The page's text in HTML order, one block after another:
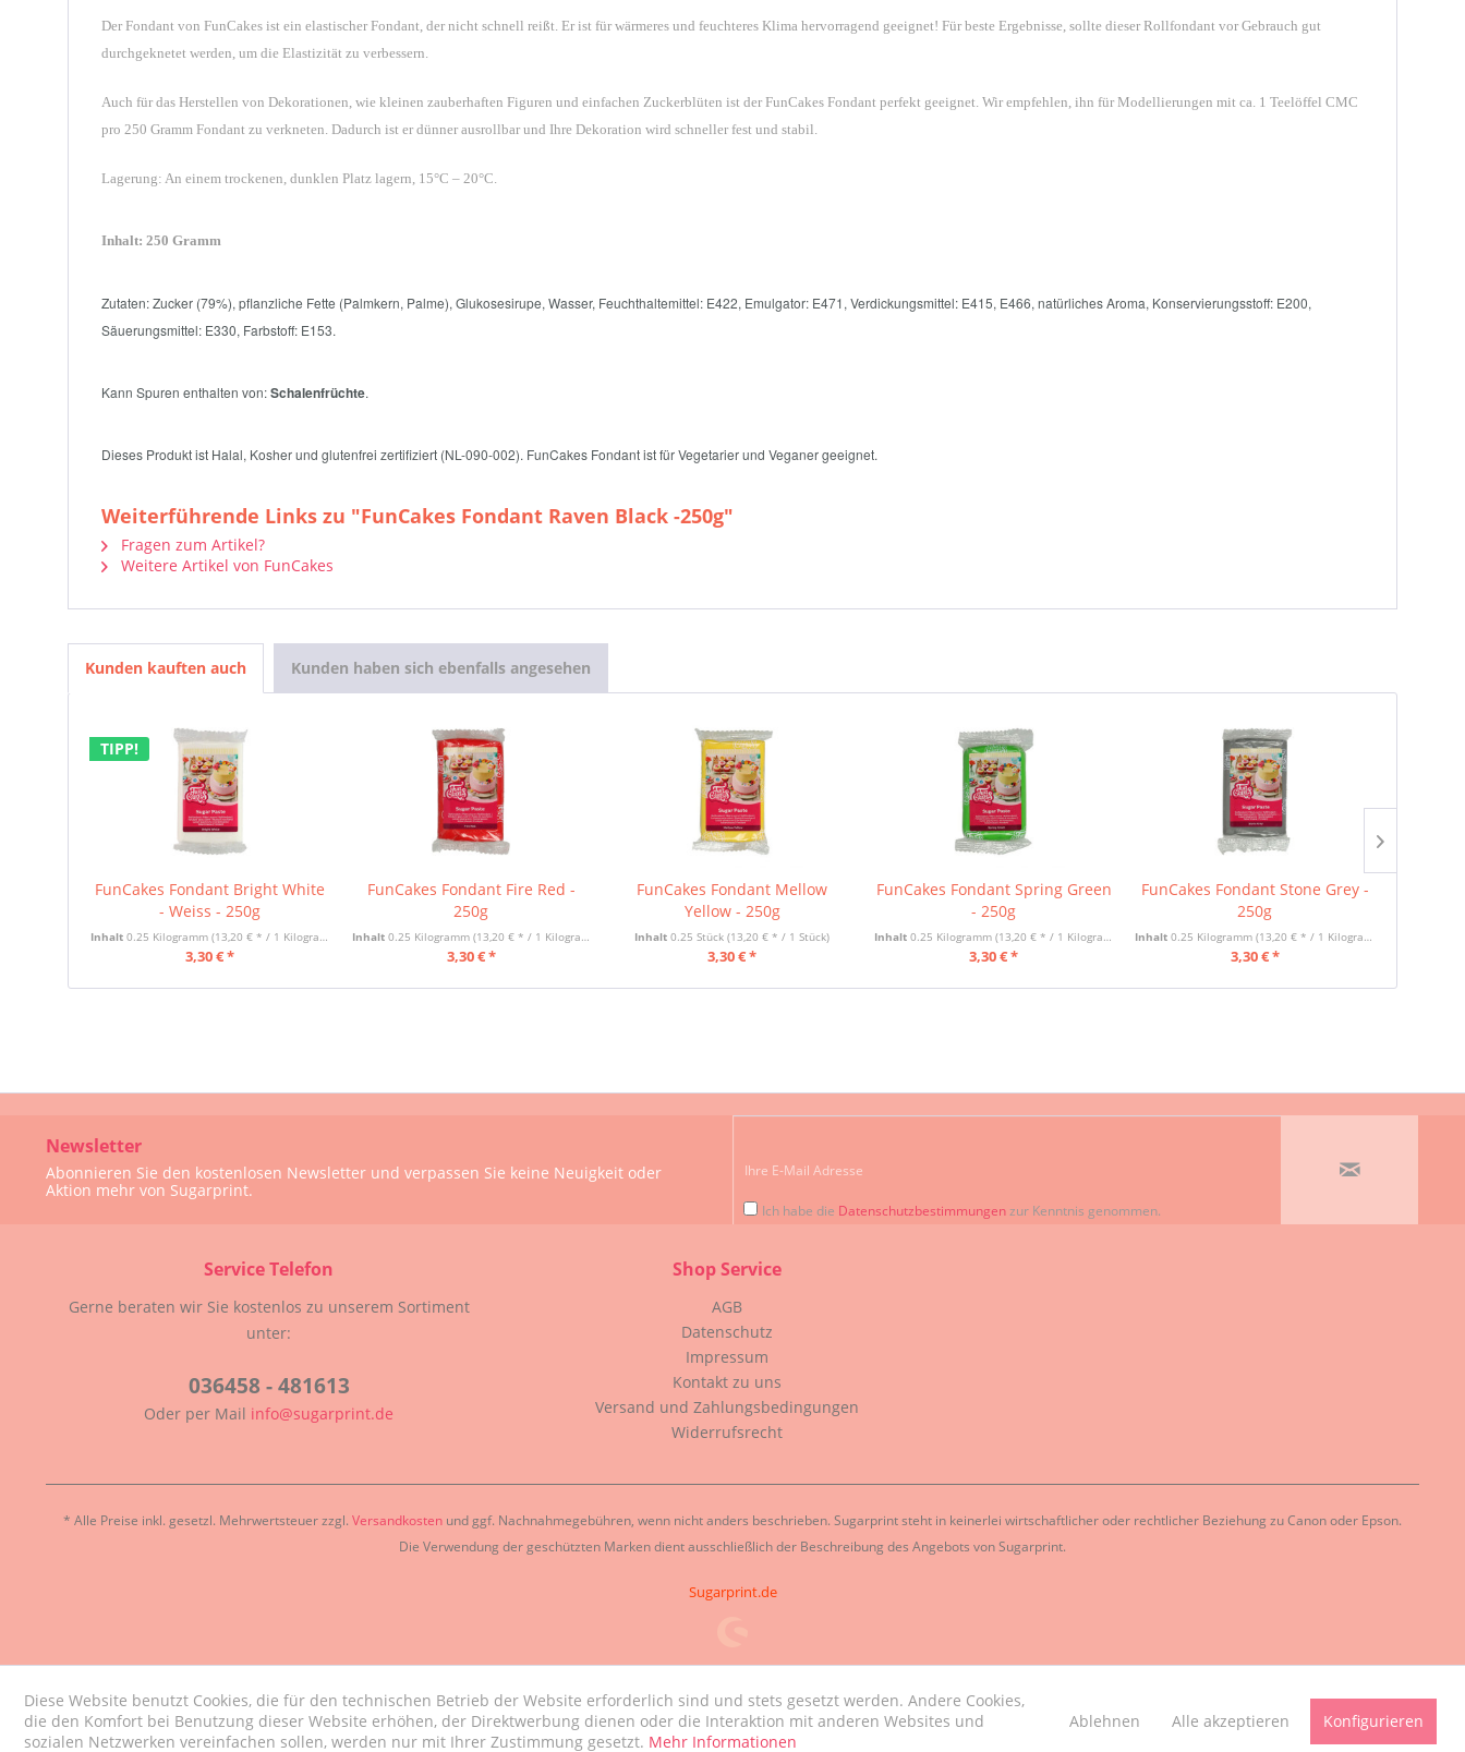
Der Fondant von FunCakes ist ein elastischer Fondant, der nicht schnell reißt. Er ist für wärmeres und feuchteres Klima hervorragend geeignet! Für beste Ergebnisse, sollte dieser Rollfondant vor Gebrauch gut
durchgeknetet werden, um die Elastizität zu verbessern.
Auch für das Herstellen von Dekorationen, wie kleinen zauberhaften Figuren und einfachen Zuckerblüten ist der FunCakes Fondant perfekt geeignet. Wir empfehlen, ihn für Modellierungen mit ca. 1 Teelöffel CMC
pro 250 Gramm Fondant zu verkneten. Dadurch ist er dünner ausrollbar und Ihre Dekoration wird schneller fest und stabil.
Lagerung: An einem trockenen, dunklen Platz lagern, 15°C – 20°C.
Inhalt: 250 Gramm
Zutaten: Zucker (79%), pflanzliche Fette (Palmkern, Palme), Glukosesirupe, Wasser, Feuchthaltemittel: E422, Emulgator: E471, Verdickungsmittel: E415, E466, natürliches Aroma, Konservierungsstoff: E200,
Säuerungsmittel: E330, Farbstoff: E153.
Kann Spuren enthalten von:Schalenfrüchte.
Dieses Produkt ist Halal, Kosher und glutenfrei zertifiziert (NL-090-002). FunCakes Fondant ist für Vegetarier und Veganer geeignet.
Weiterführende Links zu "FunCakes Fondant Raven Black -250g"
Fragen zum Artikel?
Weitere Artikel von FunCakes
Kunden kauften auch Kunden haben sich ebenfalls angesehen
TIPP!
FunCakes Fondant Bright White
- Weiss - 250g
Inhalt 0.25 Kilogramm (13,20 € * / 1 Kilogramm)
3,30 € *
FunCakes Fondant Fire Red -
250g
Inhalt 0.25 Kilogramm (13,20 € * / 1 Kilogramm)
3,30 € *
FunCakes Fondant Mellow
Yellow - 250g
Inhalt0.25 Stück(13,20 € * / 1 Stück)
3,30 € *
FunCakes Fondant Spring Green
- 250g
Inhalt 0.25 Kilogramm (13,20 € * / 1 Kilogramm)
3,30 € *
FunCakes Fondant Stone Grey -
250g
Inhalt0.25 Kilogramm(13,20 € * / 1 Kilogramm)
3,30 € *
Service Telefon
Gerne beraten wir Sie kostenlos zu unserem Sortiment
unter:
036458 - 481613
Oder per Mail info@sugarprint.de
Shop Service
AGB
Datenschutz
Impressum
Kontakt zu uns
Versand und Zahlungsbedingungen
Widerrufsrecht
Newsletter
Abonnieren Sie den kostenlosen Newsletter und verpassen Sie keine Neuigkeit oder
Aktion mehr von Sugarprint.
Ich habe die Datenschutzbestimmungenzur Kenntnis genommen.
* Alle Preise inkl. gesetzl. Mehrwertsteuer zzgl. Versandkosten und ggf. Nachnahmegebühren, wenn nicht anders beschrieben. Sugarprint steht in keinerlei wirtschaftlicher oder rechtlicher Beziehung zu Canon oder Epson.
Die Verwendung der geschützten Marken dient ausschließlich der Beschreibung des Angebots von Sugarprint.
Sugarprint.de
Diese Website benutzt Cookies, die für den technischen Betrieb der Website erforderlich sind und stets gesetzt werden. Andere Cookies,
die den Komfort bei Benutzung dieser Website erhöhen, der Direktwerbung dienen oder die Interaktion mit anderen Websites und
sozialen Netzwerken vereinfachen sollen, werden nur mit Ihrer Zustimmung gesetzt. Mehr Informationen
Ablehnen Alle akzeptieren Konfigurieren